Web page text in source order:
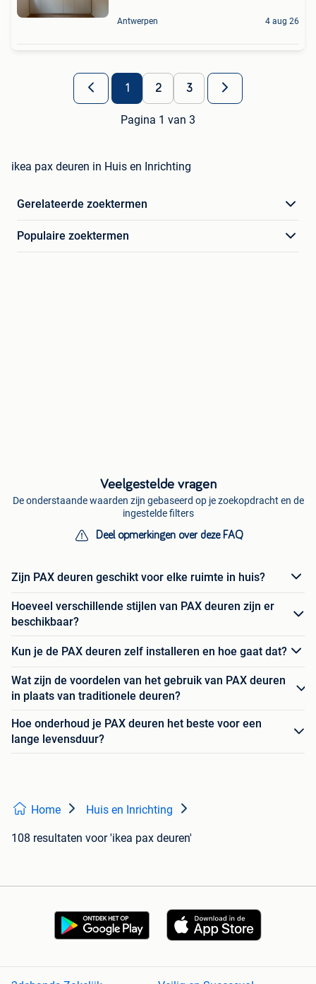
Antwerpen 4 aug 26
1 2 3
Pagina 1 van 3
ikea pax deuren in Huis en Inrichting
Gerelateerde zoektermen
Populaire zoektermen
Veelgestelde vragen
De onderstaande waarden zijn gebaseerd op je zoekopdracht en de
ingestelde filters
Deel opmerkingen over deze FAQ
Zijn PAX deuren geschikt voor elke ruimte in huis?
Hoeveel verschillende stijlen van PAX deuren zijn er
beschikbaar?
Kun je de PAX deuren zelf installeren en hoe gaat dat?
Wat zijn de voordelen van het gebruik van PAX deuren
in plaats van traditionele deuren?
Hoe onderhoud je PAX deuren het beste voor een
lange levensduur?
Home Huis en Inrichting
108 resultaten voor 'ikea pax deuren'